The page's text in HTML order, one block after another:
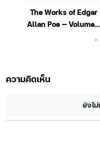
The Works of Edgar
Allan Poe — Volume 2
by Edgar Allan Poe
ความคิดเห็น
ยังไ